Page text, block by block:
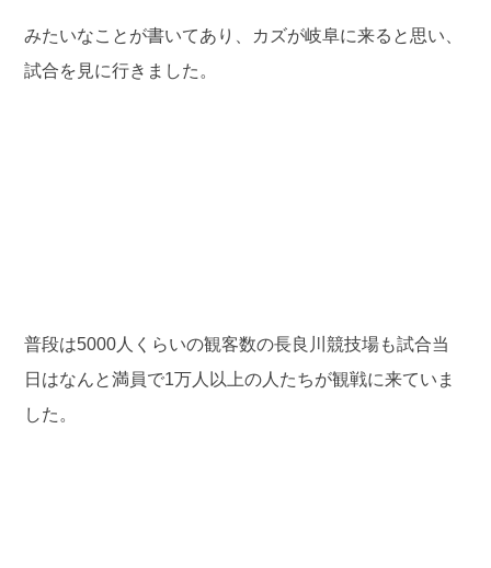
みたいなことが書いてあり、カズが岐阜に来ると思い、
試合を見に行きました。
普段は5000人くらいの観客数の長良川競技場も試合当
日はなんと満員で1万人以上の人たちが観戦に来ていま
した。